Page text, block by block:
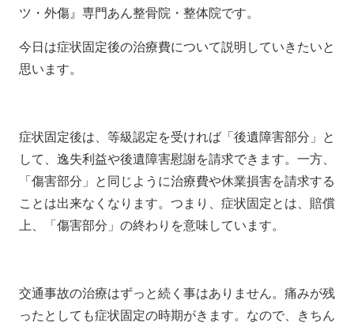
ツ・外傷』専門あん整骨院・整体院です。
今日は症状固定後の治療費について説明していきたいと
思います。
症状固定後は、等級認定を受ければ「後遺障害部分」と
して、逸失利益や後遺障害慰謝を請求できます。一方、
「傷害部分」と同じように治療費や休業損害を請求する
ことは出来なくなります。つまり、症状固定とは、賠償
上、「傷害部分」の終わりを意味しています。
交通事故の治療はずっと続く事はありません。痛みが残
ったとしても症状固定の時期がきます。なので、きちん